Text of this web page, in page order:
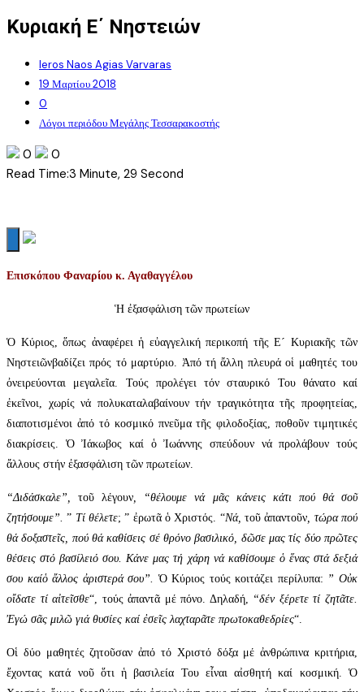
Κυριακή Ε΄ Νηστειών
Ieros Naos Agias Varvaras
19 Μαρτίου 2018
0
Λόγοι περιόδου Μεγάλης Τεσσαρακοστής
0
0
Read Time:3 Minute, 29 Second
Επισκόπου Φαναρίου κ. Αγαθαγγέλου
Ἡ ἐξασφάλιση τῶν πρωτείων
Ὁ Κύριος, ὅπως ἀναφέρει ἡ εὐαγγελική περικοπή τῆς Ε´ Κυριακῆς τῶν
Νηστειῶνβαδίζει πρός τό μαρτύριο. Ἀπό τή ἄλλη πλευρά οἱ μαθητές του
ὀνειρεύονται μεγαλεῖα. Τούς προλέγει τόν σταυρικό Του θάνατο καί
ἐκεῖνοι, χωρίς νά πολυκαταλαβαίνουν τήν τραγικότητα τῆς προφητείας,
διαποτισμένοι ἀπό τό κοσμικό πνεῦμα τῆς φιλοδοξίας, ποθοῦν τιμητικές
διακρίσεις. Ὁ Ἰάκωβος καί ὁ Ἰωάννης σπεύδουν νά προλάβουν τούς
ἄλλους στήν ἐξασφάλιση τῶν πρωτείων.
“Διδάσκαλε”,τοῦ λέγουν , “θέλουμε νά μᾶς κάνεις κάτι πού θά σοῦ
ζητήσουμε”.” Τί θέλετε; ” ἐρωτᾶ ὁ Χριστός. “Νά,τοῦ ἀπαντοῦν , τώρα πού
θά δοξαστεῖς, πού θά καθίσεις σέ θρόνο βασιλικό, δῶσε μας τίς δύο πρῶτες
θέσεις στό βασίλειό σου. Κάνε μας τή χάρη νά καθίσουμε ὁ ἕνας στά δεξιά
σου καίὁ ἄλλος ἀριστερά σου”. Ὁ Κύριος τούς κοιτάζει περίλυπα: ” Οὐκ
οἴδατε τί αἰτεῖσθε“, τούς ἀπαντᾶ μέ πόνο. Δηλαδή,
“δέν ξέρετε τί ζητᾶτε.
Ἐγώ σᾶς μιλῶ γιά θυσίες καί ἐσεῖς λαχταρᾶτε πρωτοκαθεδρίες“.
Οἱ δύο μαθητές ζητοῦσαν ἀπό τό Χριστό δόξα μέ ἀνθρώπινα κριτήρια,
ἔχοντας κατά νοῦ ὅτι ἡ βασιλεία Του εἶναι αἰσθητή καί κοσμική. Ὁ